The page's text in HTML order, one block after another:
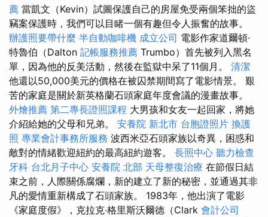
薦 當凱文（Kevin）試圖保護自己的房屋免受兩個笨拙的盜
竊案保護時，我們可以目睹一個有趣但令人振奮的故事。
辦護照要帶什麼 半自動咖啡機 成立公司 電影作家道爾頓·
特魯伯（Dalton 記帳服務推薦 Trumbo）首先被列入黑名
單，因為他的反美活動，然後在監獄中呆了11個月。 清潔
他還以50,000美元的價格在被囚禁期間寫了電影情景。 艱
苦的家庭是關於新英格蘭石頭家庭年度會議的漫畫故事。
外燴推薦 第二專長證照課程 大男孩和女友一起回家，將她
介紹給她的父母和兄弟。 安養院 新北市 台胞證照片 換護
照 專業會計事務所服務 波西米亞石頭家族以奇異，困惑和
敵對的情緒歡迎紐約的最高紐約遊客。 長照中心 聽力檢查
牙科 台北月子中心 安養院 北部 天母整復治療 在節假日結
束之前，人際關係腐爛，新的建立了新的秘密，並通過其非
凡的愛情重新構成了石頭家族。 1983年，他出演了電影
《家庭度假》，克拉克·格里斯沃爾德（Clark 會計公司